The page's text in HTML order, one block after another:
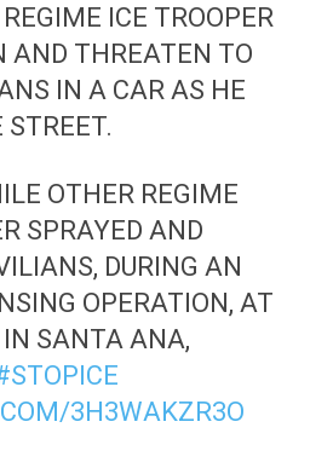
ICE TROOPER
AND THREATEN TO
IN A CAR AS HE
STREET.
OTHER REGIME
SPRAYED AND
DURING AN
OPERATION, AT
SANTA ANA,
3H3WAKZR3O